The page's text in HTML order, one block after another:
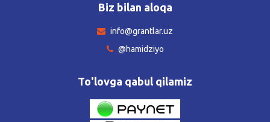
Biz bilan aloqa
info@grantlar.uz
@hamidziyo
To'lovga qabul qilamiz